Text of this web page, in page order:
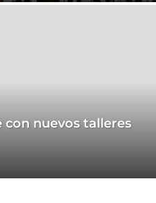
con nuevos talleres